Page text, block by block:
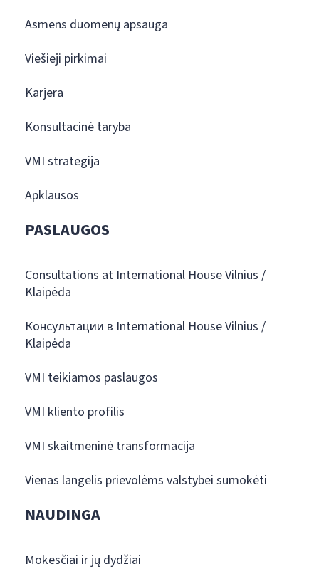
Asmens duomenų apsauga
Viešieji pirkimai
Karjera
Konsultacinė taryba
VMI strategija
Apklausos
PASLAUGOS
Consultations at International House Vilnius /
Klaipėda
Консультации в International House Vilnius /
Klaipėda
VMI teikiamos paslaugos
VMI kliento profilis
VMI skaitmeninė transformacija
Vienas langelis prievolėms valstybei sumokėti
NAUDINGA
Mokesčiai ir jų dydžiai